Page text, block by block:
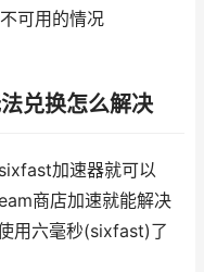
可用的情况
兑换怎么解决
加速器就可以
商店加速就能解决
用六毫秒(sixfast)了